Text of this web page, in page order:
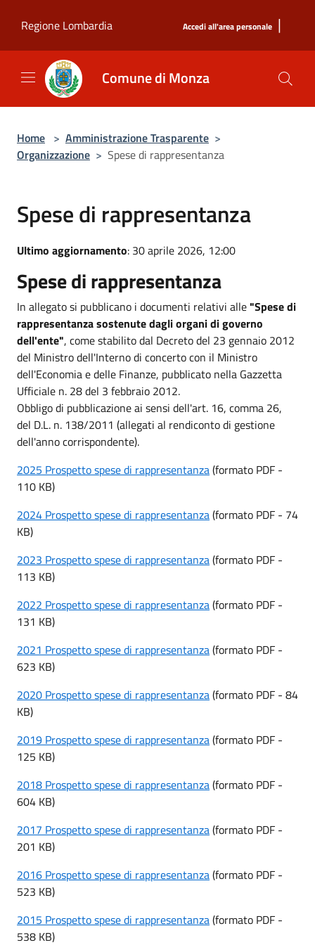
Regione Lombardia
Accedi all'area personale |
Comune di Monza
Home > Amministrazione Trasparente >
Organizzazione > Spese di rappresentanza
Spese di rappresentanza
Ultimo aggiornamento: 30 aprile 2026, 12:00
Spese di rappresentanza
In allegato si pubblicano i documenti relativi alle"Spese di
rappresentanza sostenute dagli organi di governo
dell'ente", come stabilito dal Decreto del 23 gennaio 2012
del Ministro dell'Interno di concerto con il Ministro
dell'Economia e delle Finanze, pubblicato nella Gazzetta
Ufficiale n. 28 del 3 febbraio 2012.
Obbligo di pubblicazione ai sensi dell'art. 16, comma 26,
del D.L. n. 138/2011 (allegati al rendiconto di gestione
dell'anno corrispondente).
2025 Prospetto spese di rappresentanza(formato PDF -
110 KB)
2024 Prospetto spese di rappresentanza(formato PDF - 74
KB)
2023 Prospetto spese di rappresentanza(formato PDF -
113 KB)
2022 Prospetto spese di rappresentanza(formato PDF -
131 KB)
2021 Prospetto spese di rappresentanza(formato PDF -
623 KB)
2020 Prospetto spese di rappresentanza(formato PDF - 84
KB)
2019 Prospetto spese di rappresentanza(formato PDF -
125 KB)
2018 Prospetto spese di rappresentanza(formato PDF -
604 KB)
2017 Prospetto spese di rappresentanza(formato PDF -
201 KB)
2016 Prospetto spese di rappresentanza(formato PDF -
523 KB)
2015 Prospetto spese di rappresentanza(formato PDF -
538 KB)